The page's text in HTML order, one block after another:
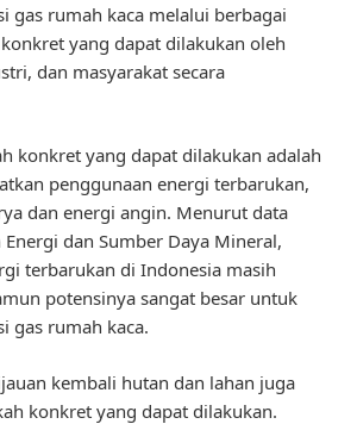
gas rumah kaca melalui berbagai
yang dapat dilakukan oleh
dan masyarakat secara
konkret yang dapat dilakukan adalah
penggunaan energi terbarukan,
dan energi angin. Menurut data
dan Sumber Daya Mineral,
terbarukan di Indonesia masih
potensinya sangat besar untuk
gas rumah kaca.
kembali hutan dan lahan juga
konkret yang dapat dilakukan.